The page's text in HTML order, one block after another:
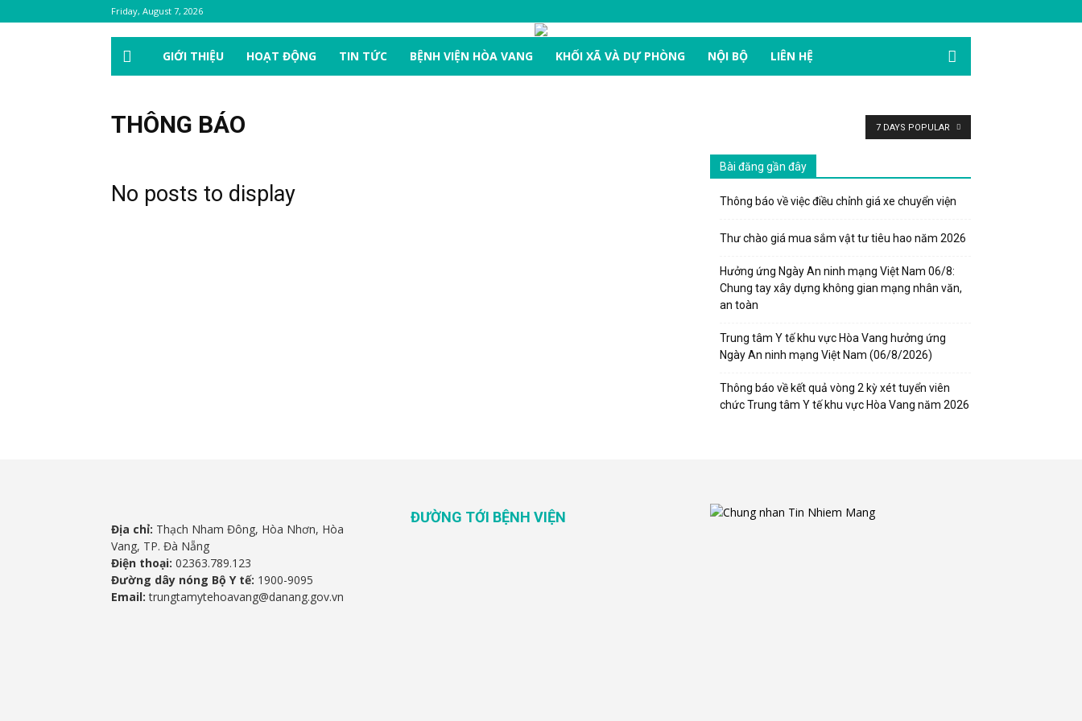
Friday, August 7, 2026
GIỚI THIỆU HOẠT ĐỘNG TIN TỨC BỆNH VIỆN HÒA VANG KHỐI XÃ VÀ DỰ PHÒNG NỘI BỘ LIÊN HỆ
THÔNG BÁO 7 DAYS POPULAR
No posts to display
Bài đăng gần đây
Thông báo về việc điều chỉnh giá xe chuyển viện
Thư chào giá mua sắm vật tư tiêu hao năm 2026
Hưởng ứng Ngày An ninh mạng Việt Nam 06/8:
Chung tay xây dựng không gian mạng nhân văn,
an toàn
Trung tâm Y tế khu vực Hòa Vang hưởng ứng
Ngày An ninh mạng Việt Nam (06/8/2026)
Thông báo về kết quả vòng 2 kỳ xét tuyển viên
chức Trung tâm Y tế khu vực Hòa Vang năm 2026
Địa chỉ: Thạch Nham Đông, Hòa Nhơn, Hòa
Vang, TP. Đà Nẵng
Điện thoại: 02363.789.123
Đường dây nóng Bộ Y tế: 1900-9095
Email: trungtamytehoavang@danang.gov.vn
ĐƯỜNG TỚI BỆNH VIỆN